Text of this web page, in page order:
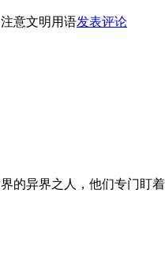
意文明用语发表评论
的异界之人，他们专门盯